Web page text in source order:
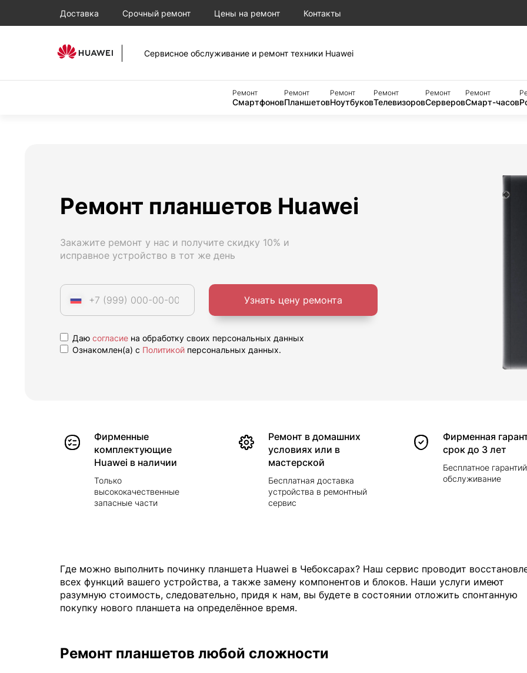
Доставка Срочный ремонт Цены на ремонт Контакты
Сервисное обслуживание и ремонт техники Huawei
Ремонт
Смартфонов
Ремонт
Планшетов
Ремонт
Ноутбуков
Ремонт
Телевизоров
Ремонт
Серверов
Ремонт
Смарт-часов
Ремонт планшетов Huawei
Закажите ремонт у нас и получите скидку 10% и
исправное устройство в тот же день
Узнать цену ремонта
Даю согласие на обработку своих персональных данных
Ознакомлен(а) с Политикой персональных данных.
Фирменные
комплектующие
Huawei в наличии
Только
высококачественные
запасные части
Ремонт в домашних
условиях или в
мастерской
Бесплатная доставка
устройства в ремонтный
сервис
Фирменная
срок до 3 лет
Бесплатное
обслуживание
Где можно выполнить починку планшета Huawei в Чебоксарах? Наш сервис проводит
всех функций вашего устройства, а также замену компонентов и блоков. Наши услуги имеют
разумную стоимость, следовательно, придя к нам, вы будете в состоянии отложить спонтанную
покупку нового планшета на определённое время.
Ремонт планшетов любой сложности